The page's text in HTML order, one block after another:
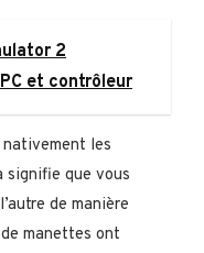
2
et contrôleur
les
signifie que vous
de manière
manettes ont